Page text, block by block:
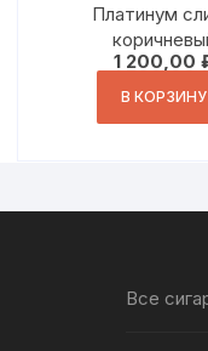
Платинум
1 200,00
В КОРЗИНУ
Все